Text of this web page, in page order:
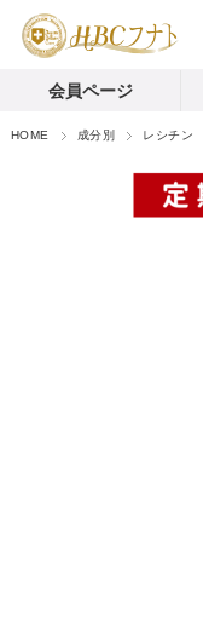
会員ページ
HOME 成分別 レシチン